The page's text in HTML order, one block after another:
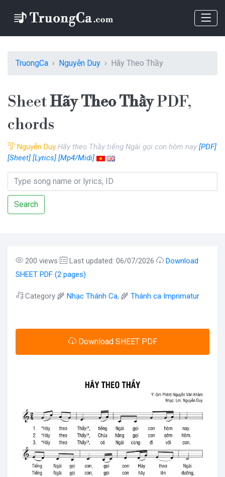
TruongCa Nguyễn Duy Hãy Theo Thầy
SheetHãy Theo ThầyPDF,
chords
Nguyễn Duy Hãy theo Thầy tiếng Ngài gọi con hôm nay [PDF]
[Sheet] [Lyrics] [Mp4/Midi]
Search
200 views Last updated: 06/07/2026
Download
SHEET PDF (2 pages)
Category 🌾 Nhạc Thánh Ca, 🌾 Thánh ca Imprimatur
Download SHEET PDF